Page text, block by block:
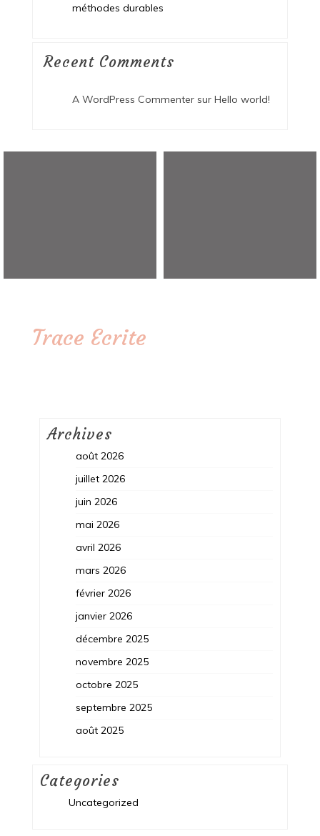
méthodes durables
Recent Comments
A WordPress Commentersur Hello world!
Trace Ecrite
Archives
août 2026
juillet 2026
juin 2026
mai 2026
avril 2026
mars 2026
février 2026
janvier 2026
décembre 2025
novembre 2025
octobre 2025
septembre 2025
août 2025
Categories
Uncategorized